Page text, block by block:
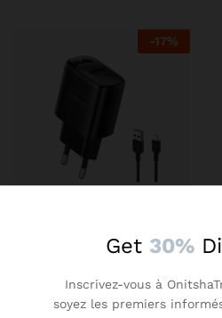
-17%
Chargeur Mural Oraimo 2A –
AniFast™
2899CFA 2609CFA
Get 30%
Inscrivez-vous à
soyez les premiers